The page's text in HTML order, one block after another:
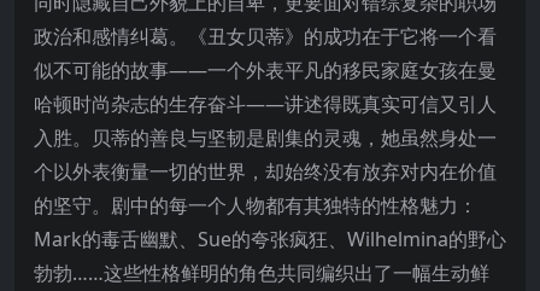
政治和感情纠葛。《丑女贝蒂》的成功在于它将一个看
似不可能的故事——一个外表平凡的移民家庭女孩在曼
哈顿时尚杂志的生存奋斗——讲述得既真实可信又引人
入胜。贝蒂的善良与坚韧是剧集的灵魂，她虽然身处一
个以外表衡量一切的世界，却始终没有放弃对内在价值
的坚守。剧中的每一个人物都有其独特的性格魅力：
Mark的毒舌幽默、Sue的夸张疯狂、Wilhelmina的野心
勃勃……这些性格鲜明的角色共同编织出了一幅生动鲜